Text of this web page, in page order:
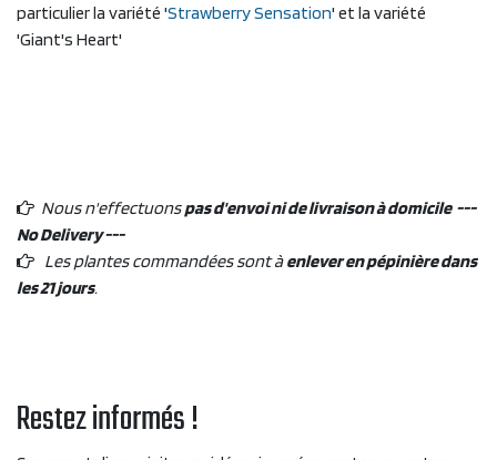
particulier la variété 'Strawberry Sensation' et la variété
'Giant's Heart'
Nous n'effectuonspas d'envoi ni de livraison à domicile ---
No Delivery ---
Les plantes commandées sont àenlever en pépinière dans
les 21 jours.
Restez informés !